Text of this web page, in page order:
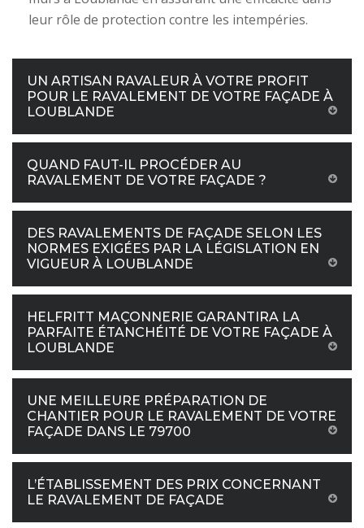
leur rôle de protection contre les intempéries.
UN ARTISAN RAVALEUR À VOTRE PROFIT
POUR LE RAVALEMENT DE VOTRE FAÇADE À
LOUBLANDE
QUAND FAUT-IL PROCÉDER AU
RAVALEMENT DE VOTRE FAÇADE ?
DES RAVALEMENTS DE FAÇADE SELON LES
NORMES EXIGÉES PAR LA LÉGISLATION EN
VIGUEUR À LOUBLANDE
HELFRITT MAÇONNERIE GARANTIRA LA
PARFAITE ÉTANCHÉITÉ DE VOTRE FAÇADE À
LOUBLANDE
UNE MEILLEURE PRÉPARATION DE
CHANTIER POUR LE RAVALEMENT DE VOTRE
FAÇADE DANS LE 79700
L’ÉTABLISSEMENT DES PRIX CONCERNANT
LE RAVALEMENT DE FAÇADE